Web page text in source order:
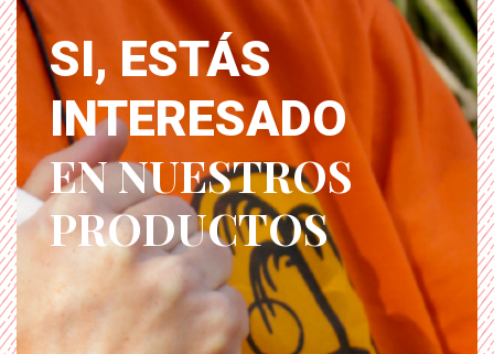
SI, ESTÁS
INTERESADO
EN NUESTROS
PRODUCTOS